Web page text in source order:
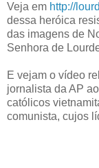
Veja em http://
dessa heróica
das imagens de
Senhora de
E vejam o vídeo
jornalista da AP
católicos
comunista, cujos